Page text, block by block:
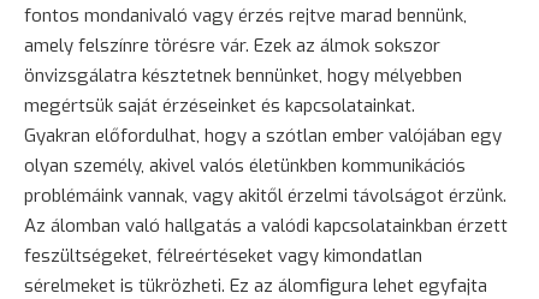
fontos mondanivaló vagy érzés rejtve marad bennünk,
amely felszínre törésre vár. Ezek az álmok sokszor
önvizsgálatra késztetnek bennünket, hogy mélyebben
megértsük saját érzéseinket és kapcsolatainkat.
Gyakran előfordulhat, hogy a szótlan ember valójában egy
olyan személy, akivel valós életünkben kommunikációs
problémáink vannak, vagy akitől érzelmi távolságot érzünk.
Az álomban való hallgatás a valódi kapcsolatainkban érzett
feszültségeket, félreértéseket vagy kimondatlan
sérelmeket is tükrözheti. Ez az álomfigura lehet egyfajta